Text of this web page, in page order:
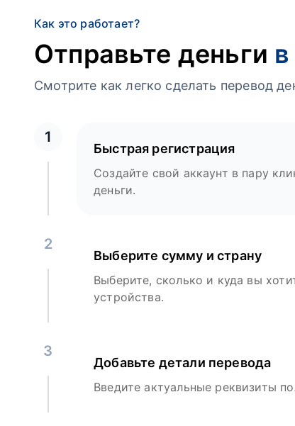
Как это работает?
Отправьте деньги
Смотрите как легко сделать перевод
1
Быстрая регистрация
Создайте свой аккаунт в пару
деньги.
2
Выберите сумму и страну
Выберите, сколько и куда вы
устройства.
3
Добавьте детали перевода
Введите актуальные реквизиты